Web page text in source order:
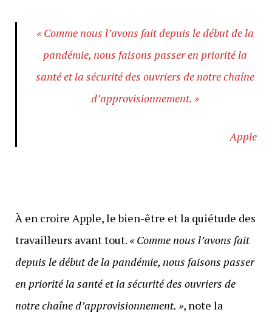
« Comme nous l’avons fait depuis le début de la
pandémie, nous faisons passer en priorité la
santé et la sécurité des ouvriers de notre chaîne
d’approvisionnement. »
Apple
À en croire Apple, le bien-être et la quiétude des
travailleurs avant tout. « Comme nous l’avons fait
depuis le début de la pandémie, nous faisons passer
en priorité la santé et la sécurité des ouvriers de
notre chaîne d’approvisionnement. », note la